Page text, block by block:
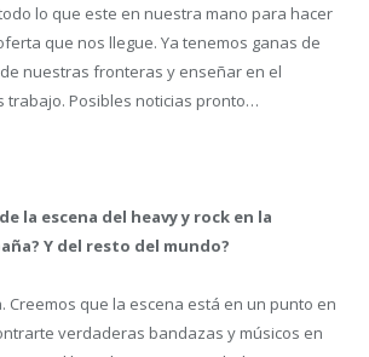
lo que este en nuestra mano para hacer
que nos llegue. Ya tenemos ganas de
nuestras fronteras y enseñar en el
trabajo. Posibles noticias pronto…
la escena del heavy y rock en la
Y del resto del mundo?
Creemos que la escena está en un punto en
verdaderas bandazas y músicos en